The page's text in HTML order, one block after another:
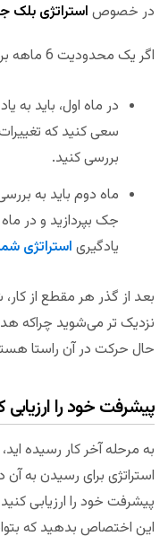
در خصوص استراتژی بلک
اگر یک محدودیت 6 ماهه برای خود در نظر گرفته اید:
در ماه اول، باید به
سعی کنید که تغییرات
بررسی کنید.
ماه دوم باید به
جک بپردازید و در
یادگیریاستراتژی
بعد از گذر هر مقطع از
نزدیک تر می‌شوید چراکه
حال حرکت در آن راستا
پیشرفت خود را ارزیابی
به مرحله آخر کار رسیده
استراتژی برای رسیدن به آن
پیشرفت خود را ارزیابی
این اختصاص بدهید که